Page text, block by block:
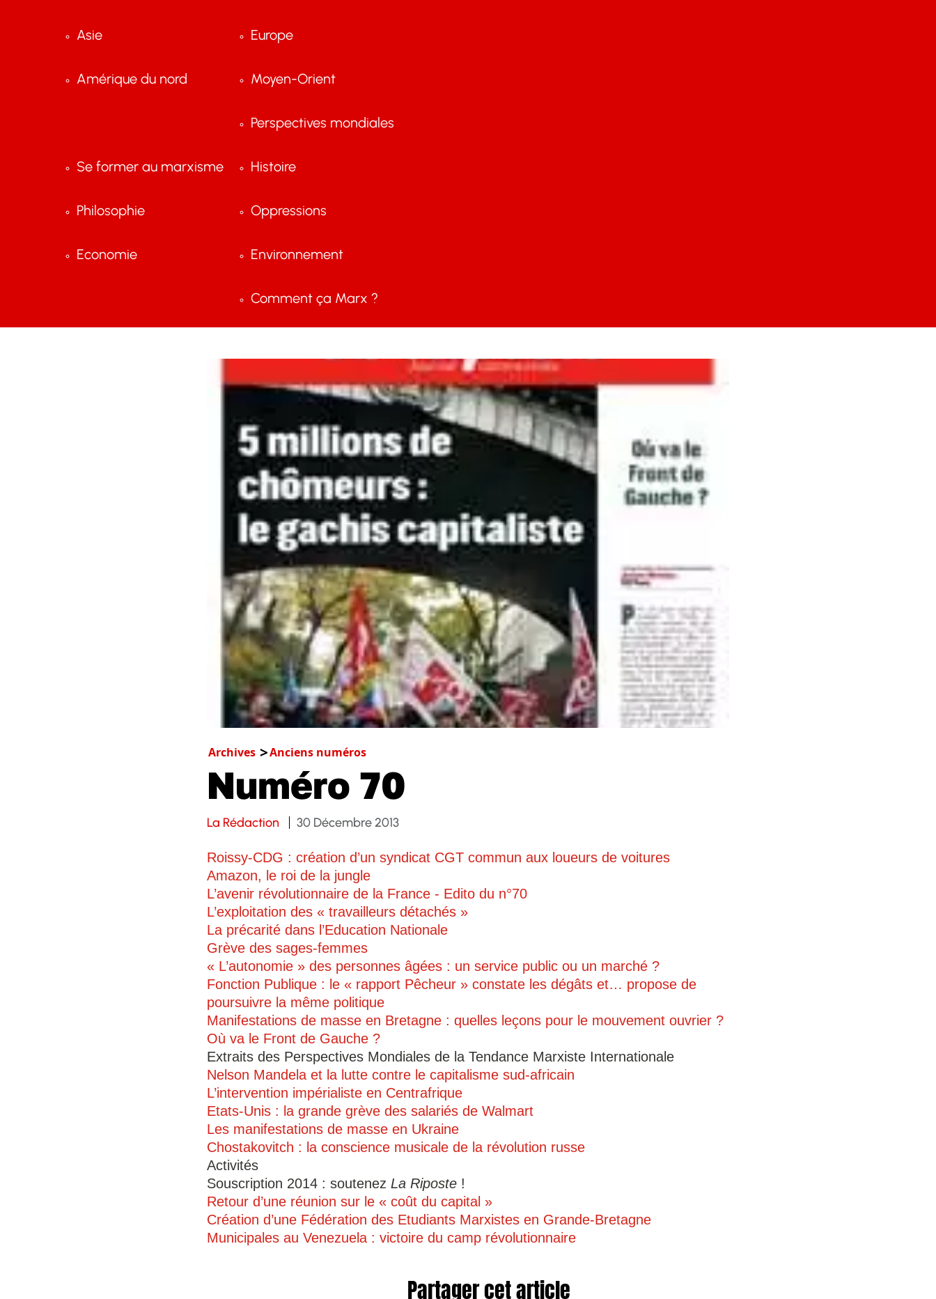
Asie
Amérique du nord
Europe
Moyen-Orient
Perspectives mondiales
Se former au marxisme
Philosophie
Economie
Histoire
Oppressions
Environnement
Comment ça Marx ?
Archives Anciens numéros
Numéro 70
La Rédaction 30 Décembre 2013
Roissy-CDG : création d’un syndicat CGT commun aux loueurs de voitures
Amazon, le roi de la jungle
L’avenir révolutionnaire de la France - Edito du n°70
L’exploitation des « travailleurs détachés »
La précarité dans l’Education Nationale
Grève des sages-femmes
« L’autonomie » des personnes âgées : un service public ou un marché ?
Fonction Publique : le « rapport Pêcheur » constate les dégâts et… propose de
poursuivre la même politique
Manifestations de masse en Bretagne : quelles leçons pour le mouvement ouvrier ?
Où va le Front de Gauche ?
Extraits des Perspectives Mondiales de la Tendance Marxiste Internationale
Nelson Mandela et la lutte contre le capitalisme sud-africain
L’intervention impérialiste en Centrafrique
Etats-Unis : la grande grève des salariés de Walmart
Les manifestations de masse en Ukraine
Chostakovitch : la conscience musicale de la révolution russe
Activités
Souscription 2014 : soutenez La Riposte !
Retour d’une réunion sur le « coût du capital »
Création d’une Fédération des Etudiants Marxistes en Grande-Bretagne
Municipales au Venezuela : victoire du camp révolutionnaire